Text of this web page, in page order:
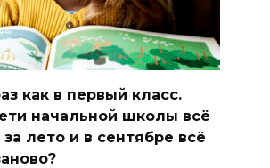
как в первый класс.
начальной школы всё
лето и в сентябре всё